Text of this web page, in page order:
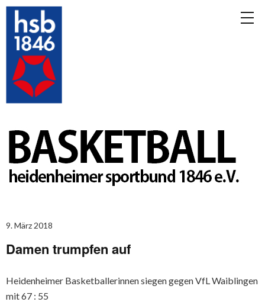
9. März 2018
Damen trumpfen auf
Heidenheimer Basketballerinnen siegen gegen VfL Waiblingen
mit 67 : 55